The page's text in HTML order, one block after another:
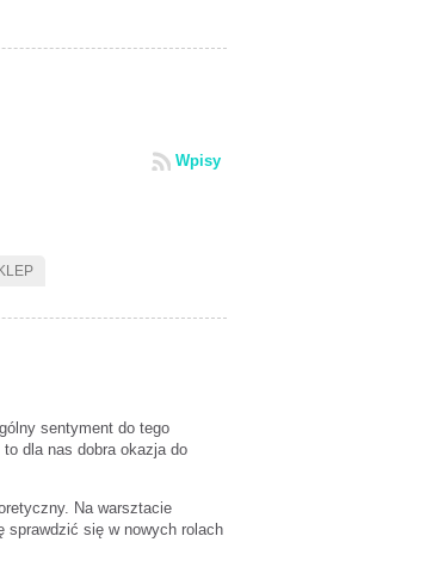
Wpisy
sentyment do tego
dla nas dobra okazja do
Na warsztacie
sprawdzić się w nowych rolach